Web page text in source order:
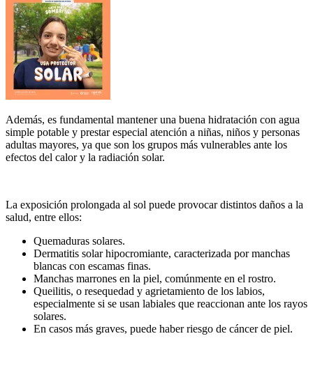
Además, es fundamental mantener una buena hidratación con agua
simple potable y prestar especial atención a niñas, niños y personas
adultas mayores, ya que son los grupos más vulnerables ante los
efectos del calor y la radiación solar.
La exposición prolongada al sol puede provocar distintos daños a la
salud, entre ellos:
Quemaduras solares.
Dermatitis solar hipocromiante, caracterizada por manchas
blancas con escamas finas.
Manchas marrones en la piel, comúnmente en el rostro.
Queilitis, o resequedad y agrietamiento de los labios,
especialmente si se usan labiales que reaccionan ante los rayos
solares.
En casos más graves, puede haber riesgo de cáncer de piel.